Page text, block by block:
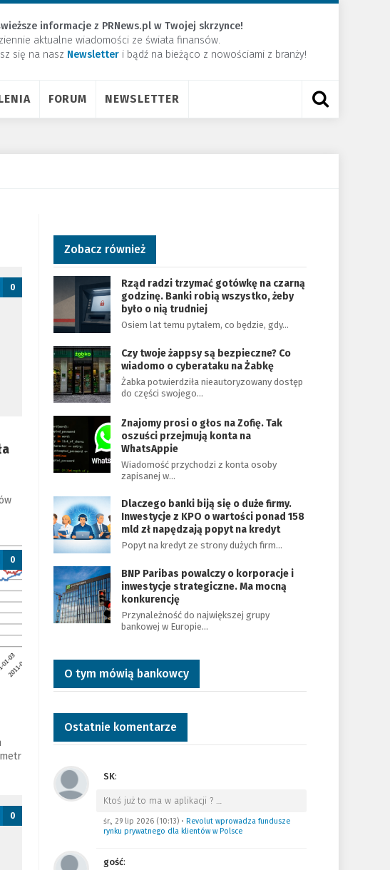
informacje z PRNews.pl w Twojej skrzynce!
aktualne wiadomości ze świata finansów.
się na nasz Newsletter ​i bądź na bieżąco z nowościami z branży!
FORUM NEWSLETTER
0
0
0
Zobacz również
Rząd radzi trzymać gotówkę na czarną
godzinę. Banki robią wszystko, żeby
było o nią trudniej
Osiem lat temu pytałem, co będzie, gdy…
Czy twoje żappsy są bezpieczne? Co
wiadomo o cyberataku na Żabkę
Żabka potwierdziła nieautoryzowany dostęp
do części swojego…
Znajomy prosi o głos na Zofię. Tak
oszuści przejmują konta na
WhatsAppie
Wiadomość przychodzi z konta osoby
zapisanej w…
Dlaczego banki biją się o duże firmy.
Inwestycje z KPO o wartości ponad 158
mld zł napędzają popyt na kredyt
Popyt na kredyt ze strony dużych firm…
BNP Paribas powalczy o korporacje i
inwestycje strategiczne. Ma mocną
konkurencję
Przynależność do największej grupy
bankowej w Europie…
O tym mówią bankowcy
Ostatnie komentarze
SK:
Ktoś już to ma w aplikacji ? …
śr., 29 lip 2026 (10:13)• Revolut wprowadza fundusze
rynku prywatnego dla klientów w Polsce
gość: